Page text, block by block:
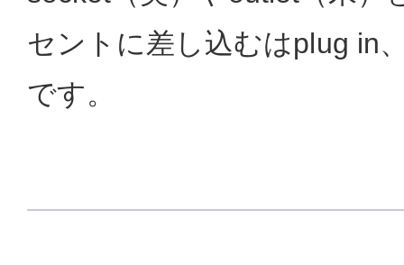
セントに差し込むはplug in
です。